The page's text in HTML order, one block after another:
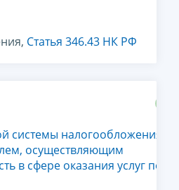
Статья 346.43 НК РФ
системы налогообложения
осуществляющим
в сфере оказания услуг по